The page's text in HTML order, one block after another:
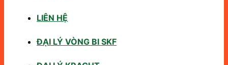
LIÊN HỆ
ĐẠI LÝ VÒNG BI SKF